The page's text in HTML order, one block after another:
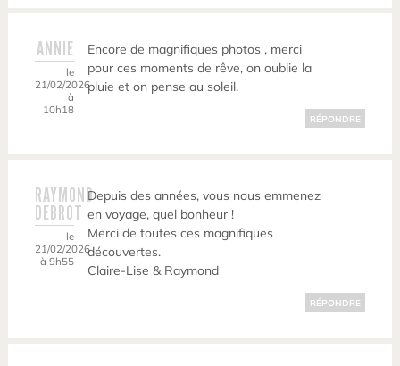
ANNIE
le
21/02/2026
à
10h18
Encore de magnifiques photos , merci
pour ces moments de rêve, on oublie la
pluie et on pense au soleil.
RÉPONDRE
RAYMOND
DEBROT
le
21/02/2026
à 9h55
Depuis des années, vous nous emmenez
en voyage, quel bonheur !
Merci de toutes ces magnifiques
découvertes.
Claire-Lise & Raymond
RÉPONDRE